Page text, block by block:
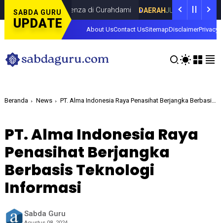
SABDA GURU
UPDATE
Dina Lorenza di Curahdami DAERAHJULY 20, 2026
About UsContact UsSitemapDisclaimerPrivacy
Beranda News PT. Alma Indonesia Raya Penasihat Berjangka Berbasis Teknologi Informasi
PT. Alma Indonesia Raya
Penasihat Berjangka
Berbasis Teknologi
Informasi
Sabda Guru